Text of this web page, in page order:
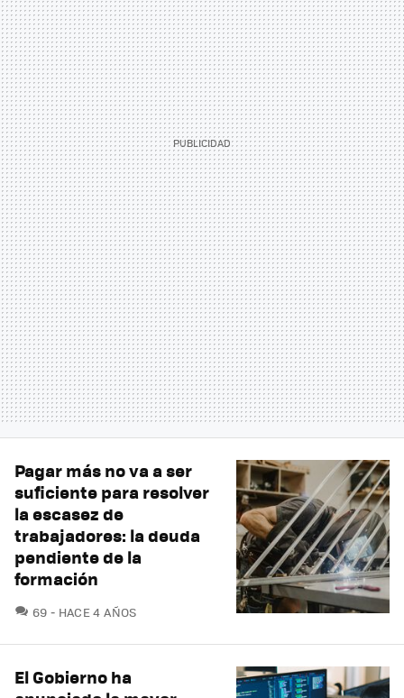
Pagar más no va a ser
suficiente para resolver
la escasez de
trabajadores: la deuda
pendiente de la
formación
69 COMENTARIOS
HACE 4 AÑOS
El Gobierno ha